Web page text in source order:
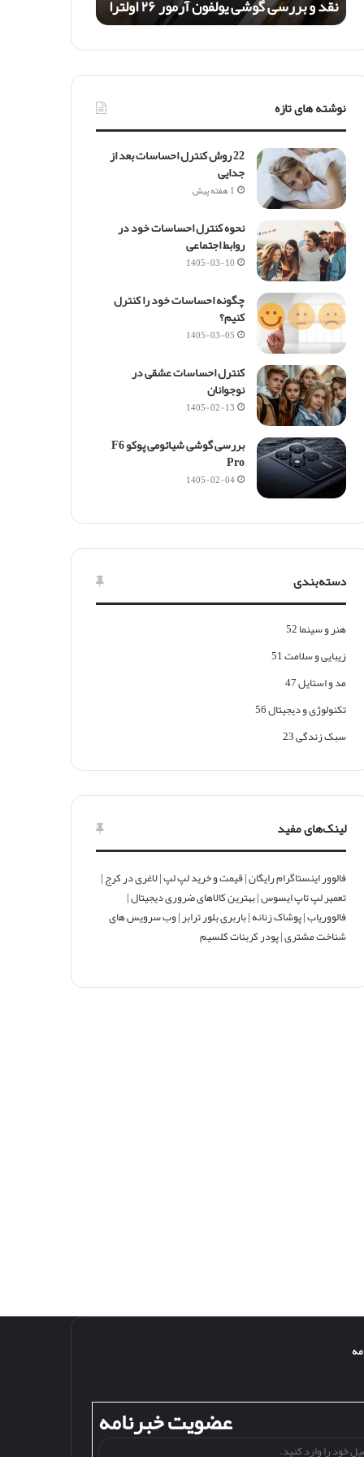
و
ی
ل
ف
ن
آ
ر
م
و
ر
۲
۶
و
ت
ر
ا
نقد و بررسی گوشی یولفون آرمور ۲۶ اولترا
نوشته های تازه
22 روش کنترل احساسات بعد از
جدایی
1 هفته پیش
نحوه کنترل احساسات خود در
روابط اجتماعی
1405-03-10
چگونه احساسات خود را کنترل
کنیم؟
1405-03-05
کنترل احساسات عشقی در
نوجوانان
1405-02-13
بررسی گوشی شیائومی پوکو F6
Pro
1405-02-04
دسته‌بندی
هنر و سینما52
زیبایی و سلامت51
مد و استایل47
تکنولوژی و دیجیتال56
سبک زندگی23
لینک‌های مفید
فالوور اینستاگرام رایگان|قیمت و خرید لپ لپ|لاغری در کرج|
تعمیر لپ تاپ ایسوس|بهترین کالاهای ضروری دیجیتال|
فالووریاب|پوشاک زنانه|باربری بلور ترابر|وب سرویس های
شناخت مشتری|پودر کربنات کلسیم
عضویت خبرنامه